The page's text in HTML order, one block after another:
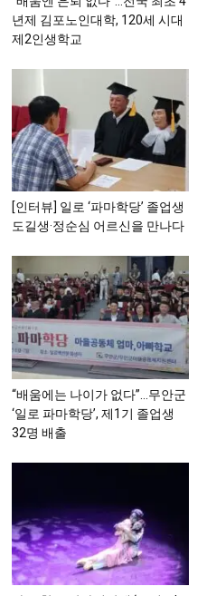
년제 김포노인대학, 120세 시대
제2인생학교
[인터뷰] 일로 ‘파마학당’ 졸업생
도길생·정순심 어르신을 만나다
“배움에는 나이가 없다”…무안군
‘일로 파마학당’, 제1기 졸업생
32명 배출